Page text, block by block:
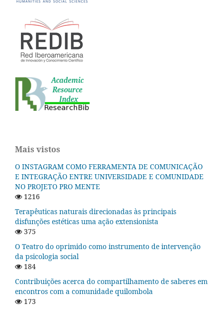
Mais vistos
O INSTAGRAM COMO FERRAMENTA DE COMUNICAÇÃO
E INTEGRAÇÃO ENTRE UNIVERSIDADE E COMUNIDADE
NO PROJETO PRO MENTE
1216
Terapêuticas naturais direcionadas às principais
disfunções estéticas uma ação extensionista
375
O Teatro do oprimido como instrumento de intervenção
da psicologia social
184
Contribuições acerca do compartilhamento de saberes em
encontros com a comunidade quilombola
173